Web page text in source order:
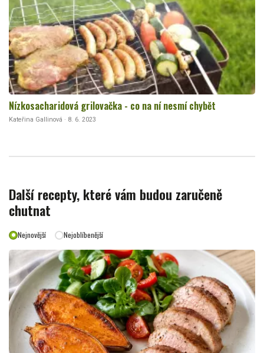
Nízkosacharidová grilovačka - co na ní nesmí chybět
Kateřina Gallinová · 8. 6. 2023
Další recepty, které vám budou zaručeně
chutnat
Nejnovější Nejoblíbenější